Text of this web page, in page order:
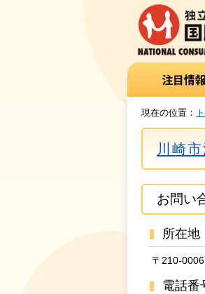
現在の位置：
川崎
お問い
所在地
〒210-
電話番